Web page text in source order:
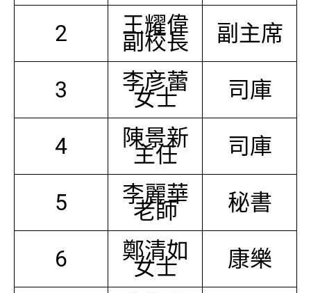
2 王耀偉
副校長 副主席
3 李彦蕾
女士 司庫
4 陳景新
主任 司庫
5 李麗華
老師 秘書
6 鄭清如
女士 康樂